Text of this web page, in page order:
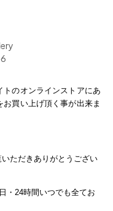
のオンラインストアにあ
買い上げ頂く事が出来ま
ただきありがとうござい
日・24時間いつでも全てお